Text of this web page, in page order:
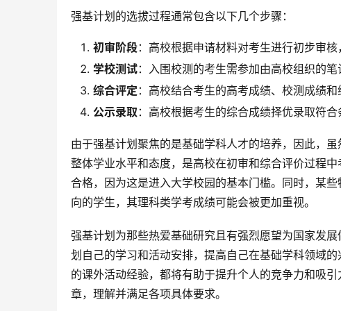
强基计划的选拔过程通常包含以下几个步骤：
初审阶段：高校根据申请材料对考生进行初步审核
学校测试：入围校测的考生需参加由高校组织的笔
综合评定 ：高校结合考生的高考成绩、校测成绩
公示录取 ：高校根据考生的综合成绩择优录取符
由于强基计划聚焦的是基础学科人才的培养，因此，
整体学业水平和态度，是高校在初审和综合评价过程
合格，因为这是进入大学校园的基本门槛。同时，某
向的学生，其理科类学考成绩可能会被更加重视。
强基计划为那些热爱基础研究且有强烈愿望为国家发
划自己的学习和活动安排，提高自己在基础学科领域
的课外活动经验，都将有助于提升个人的竞争力和吸
章，理解并满足各项具体要求。